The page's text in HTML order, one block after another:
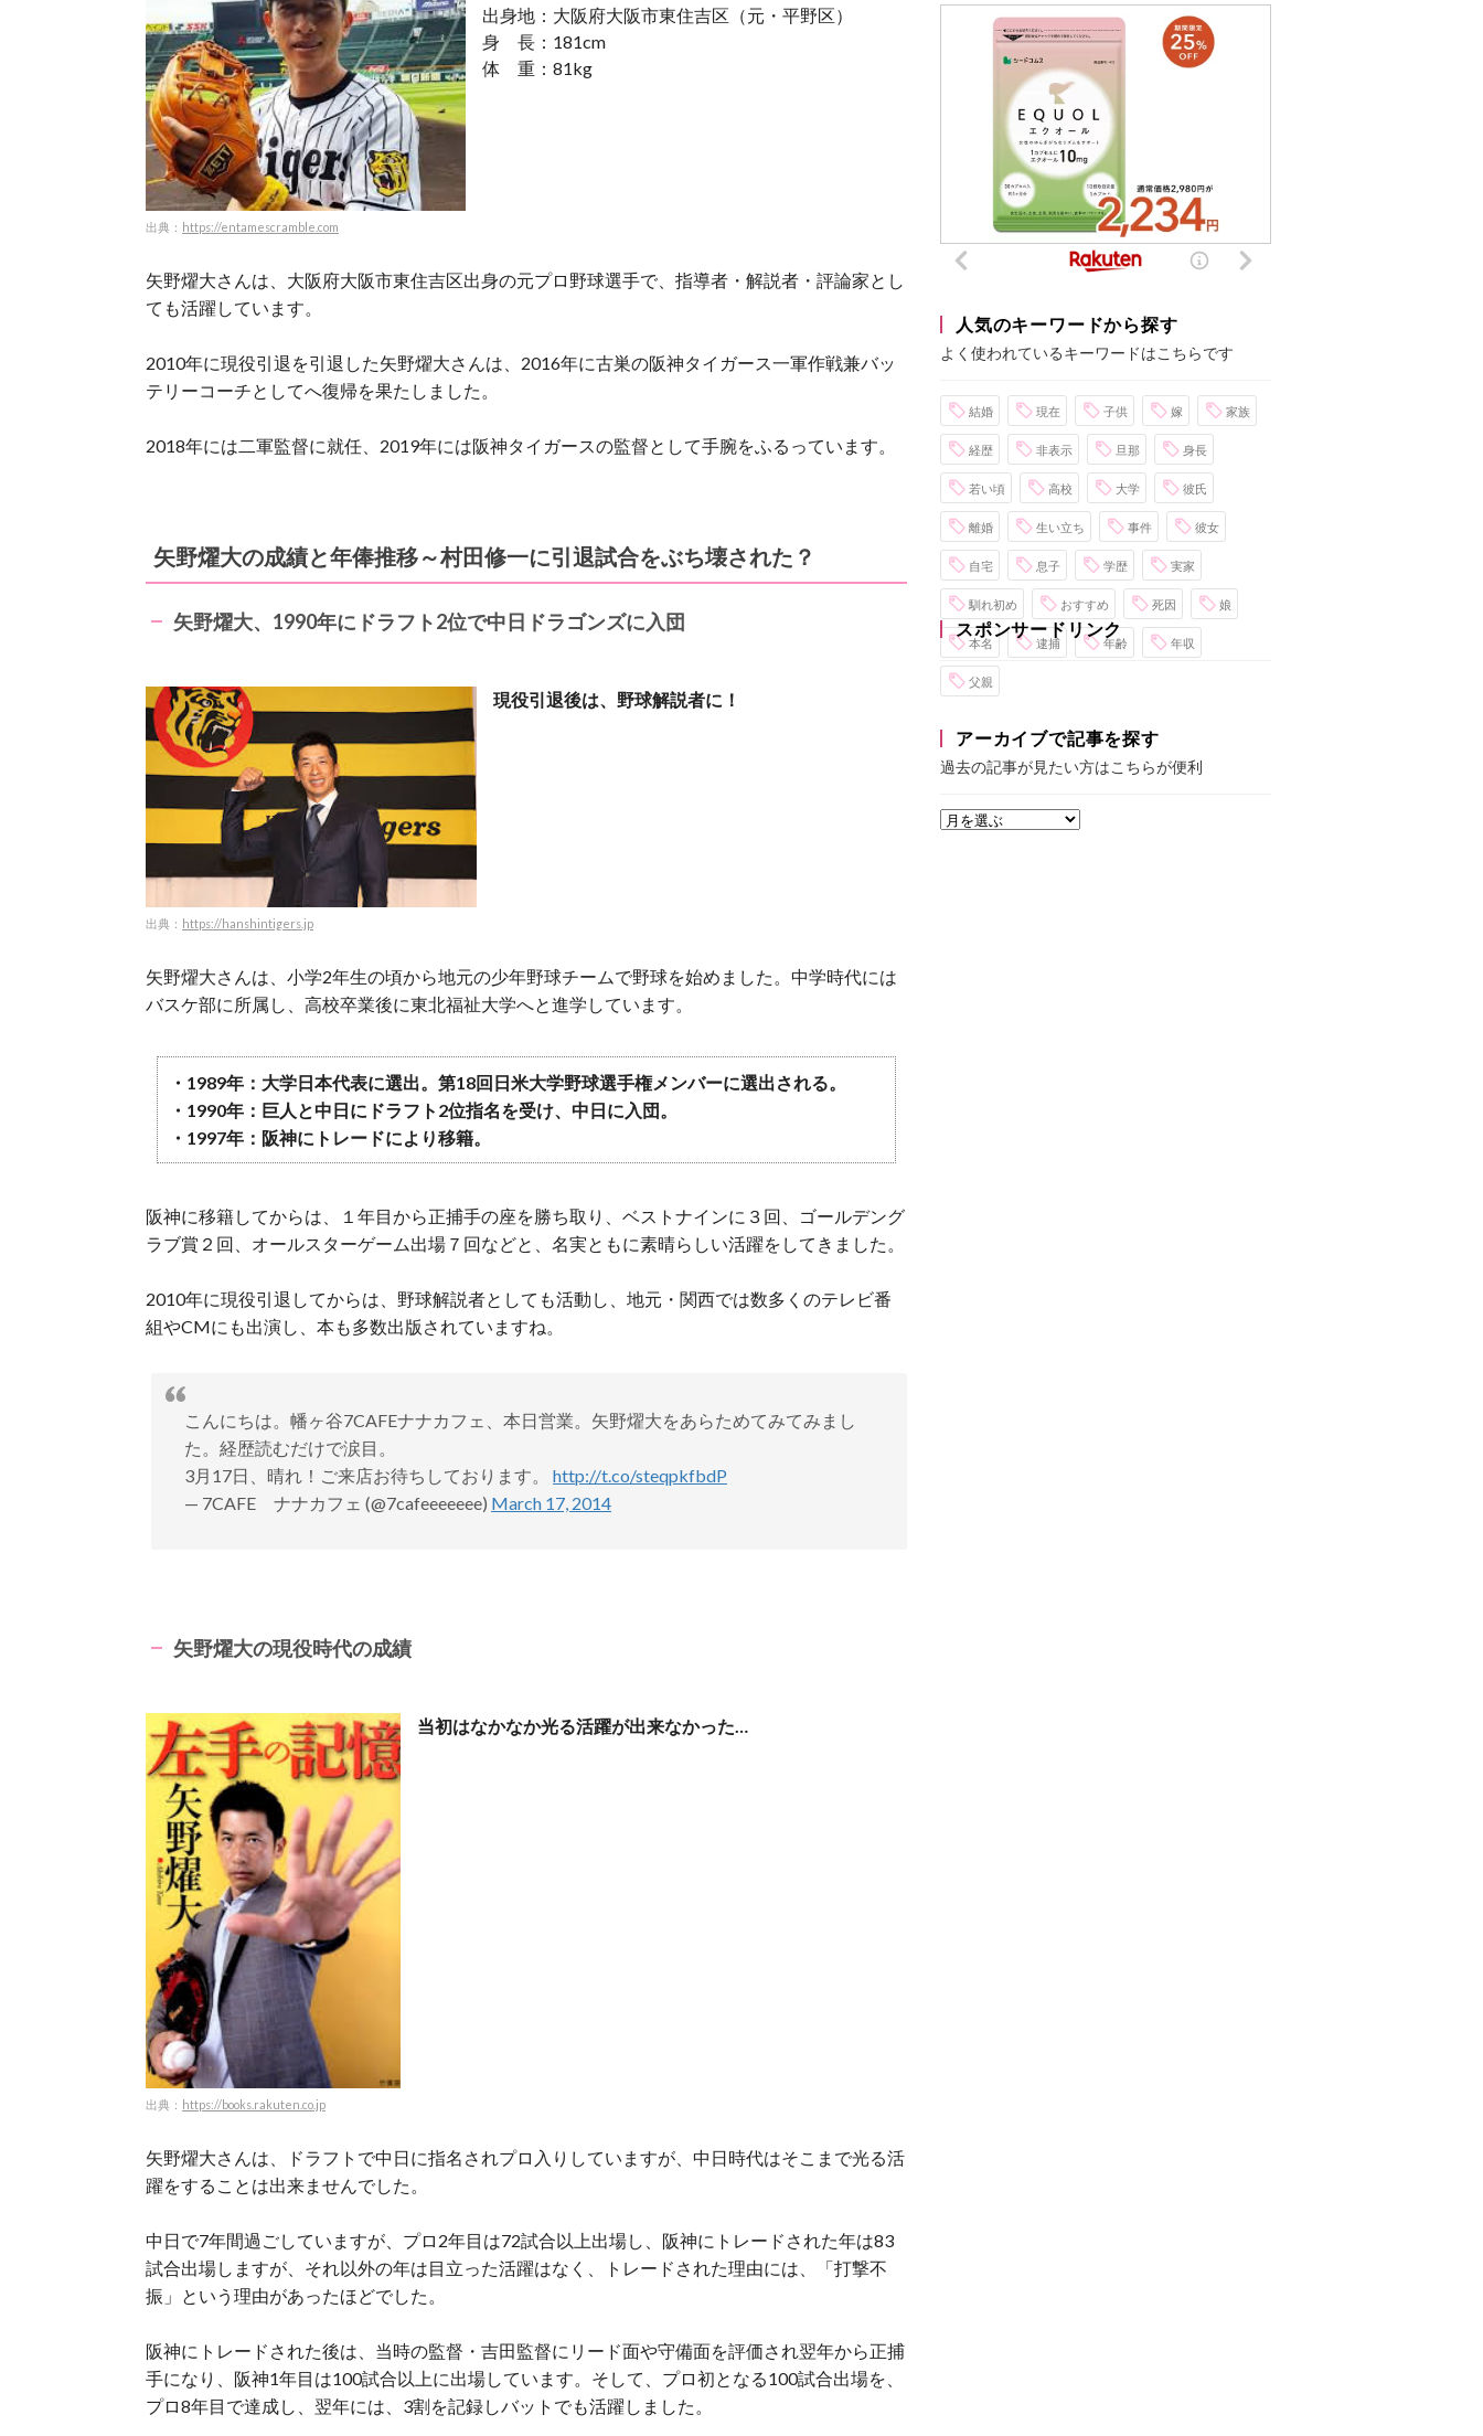
出典： https://entamescramble.com
出身地：大阪府大阪市東住吉区（元・平野区）
身 長：181cm
体 重：81kg
矢野燿大さんは、大阪府大阪市東住吉区出身の元プロ野球選手で、指導者・解説者・評論家とし
ても活躍しています。
2010年に現役引退を引退した矢野燿大さんは、2016年に古巣の阪神タイガース一軍作戦兼バッ
テリーコーチとしてへ復帰を果たしました。
2018年には二軍監督に就任、2019年には阪神タイガースの監督として手腕をふるっています。
矢野燿大の成績と年俸推移～村田修一に引退試合をぶち壊された？
矢野燿大、1990年にドラフト2位で中日ドラゴンズに入団
出典： https://hanshintigers.jp
現役引退後は、野球解説者に！
矢野燿大さんは、小学2年生の頃から地元の少年野球チームで野球を始めました。中学時代には
バスケ部に所属し、高校卒業後に東北福祉大学へと進学しています。
・1989年：大学日本代表に選出。第18回日米大学野球選手権メンバーに選出される。
・1990年：巨人と中日にドラフト2位指名を受け、中日に入団。
・1997年：阪神にトレードにより移籍。
阪神に移籍してからは、１年目から正捕手の座を勝ち取り、ベストナインに３回、ゴールデング
ラブ賞２回、オールスターゲーム出場７回などと、名実ともに素晴らしい活躍をしてきました。
2010年に現役引退してからは、野球解説者としても活動し、地元・関西では数多くのテレビ番
組やCMにも出演し、本も多数出版されていますね。
こんにちは。幡ヶ谷7CAFEナナカフェ、本日営業。矢野燿大をあらためてみてみまし
た。経歴読むだけで涙目。
3月17日、晴れ！ご来店お待ちしております。 http://t.co/steqpkfbdP
— 7CAFE ナナカフェ (@7cafeeeeeee) March 17, 2014
矢野燿大の現役時代の成績
出典： https://books.rakuten.co.jp
当初はなかなか光る活躍が出来なかった…
矢野燿大さんは、ドラフトで中日に指名されプロ入りしていますが、中日時代はそこまで光る活
躍をすることは出来ませんでした。
中日で7年間過ごしていますが、プロ2年目は72試合以上出場し、阪神にトレードされた年は83
試合出場しますが、それ以外の年は目立った活躍はなく、トレードされた理由には、「打撃不
振」という理由があったほどでした。
阪神にトレードされた後は、当時の監督・吉田監督にリード面や守備面を評価され翌年から正捕
手になり、阪神1年目は100試合以上に出場しています。 そして、プロ初となる100試合出場を、
プロ8年目で達成し、 翌年には、3割を記録しバットでも活躍しました。
人気のキーワードから探す
よく使われているキーワードはこちらです
結婚 現在 子供 嫁 家族
経歴 非表示 旦那 身長
若い頃 高校 大学 彼氏
離婚 生い立ち 事件 彼女
自宅 息子 学歴 実家
馴れ初め おすすめ 死因 娘
本名 逮捕 年齢 年収
父親
アーカイブで記事を探す
過去の記事が見たい方はこちらが便利
スポンサードリンク